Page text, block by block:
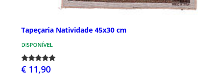
Tapeçaria Natividade 45x30 cm
DISPONÍVEL
€ 11,90